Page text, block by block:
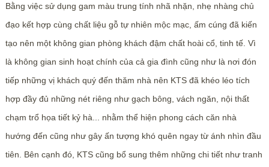
Bằng việc sử dụng gam màu trung tính nhã nhặn, nhẹ nhàng chủ
đạo kết hợp cùng chất liệu gỗ tự nhiên mộc mạc, ấm cúng đã kiến
tạo nên một không gian phòng khách đậm chất hoài cổ, tinh tế. Vì
là không gian sinh hoạt chính của cả gia đình cũng như là nơi đón
tiếp những vị khách quý đến thăm nhà nên KTS đã khéo léo tích
hợp đầy đủ những nét riêng như gạch bông, vách ngăn, nội thất
chạm trổ họa tiết kỷ hà... nhằm thể hiện phong cách căn nhà
hướng đến cũng như gây ấn tượng khó quên ngay từ ánh nhìn đầu
tiên. Bên cạnh đó, KTS cũng bổ sung thêm những chi tiết như tranh